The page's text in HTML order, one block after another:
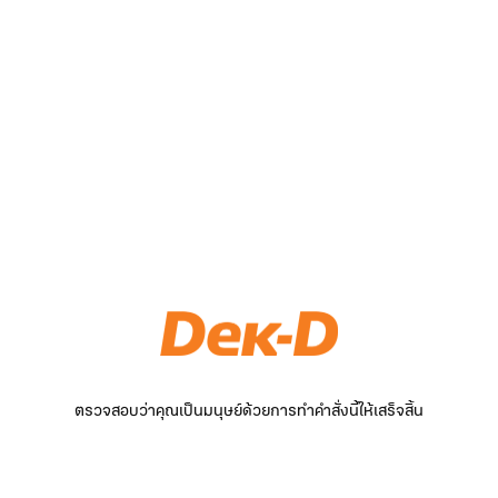
ตรวจสอบว่าคุณเป็นมนุษย์ด้วยการทำคำสั่งนี้ให้เสร็จสิ้น